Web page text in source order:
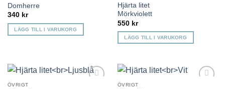
Domherre
340 kr
LÄGG TILL I VARUKORG
Hjärta litet
Mörkviolett
550 kr
LÄGG TILL I VARUKORG
ÖVRIGT ÖVRIGT